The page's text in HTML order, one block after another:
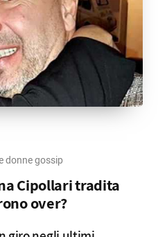
donne gossip
Cipollari tradita
over?